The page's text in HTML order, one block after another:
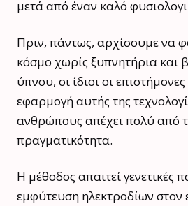
μετά από έναν καλό
Πριν, πάντως, αρχίσουμε να
κόσμο χωρίς ξυπνητήρια και
ύπνου, οι ίδιοι οι
εφαρμογή αυτής της
ανθρώπους απέχει πολύ από
πραγματικότητα.
Η μέθοδος απαιτεί γενετικές
εμφύτευση ηλεκτροδίων στον